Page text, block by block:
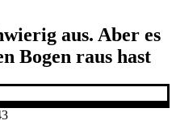
aus. Aber es
Bogen raus hast